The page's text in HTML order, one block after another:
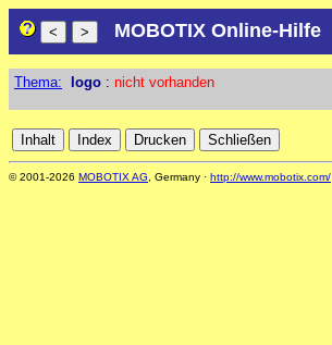
MOBOTIX Online-Hilfe
Thema: logo : nicht vorhanden
© 2001-2026 MOBOTIX AG , Germany · http://www.mobotix.com/